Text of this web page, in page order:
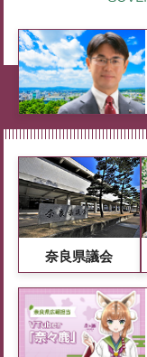
奈良県議会